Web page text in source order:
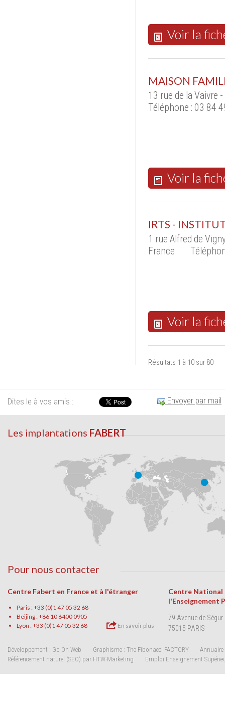
Voir la
MAISON
13 rue de la Vaivre
Téléphone : 03 84
Voir la
IRTS -
1 rue Alfred de
France
Voir la
Résultats 1 à 10 sur 80
Dites le à vos amis : Envoyer par mail
Les implantations FABERT
Pour nous contacter
Centre Fabert en France et à l'étranger
Paris : +33 (0)1 47 05 32 68
Beijing : +86 10 6400 0905
Lyon : +33 (0)1 47 05 32 68
En savoir plus
Centre National
l'Enseignement
79 Avenue de Ségur
75015 PARIS
Développement : Go On Web Graphisme : The Fibonacci FACTORY
Annuaire
Référencement naturel (SEO) par HTW-Marketing
Emploi Enseignement